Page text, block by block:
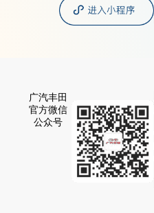
广汽丰田
官方微信
公众号